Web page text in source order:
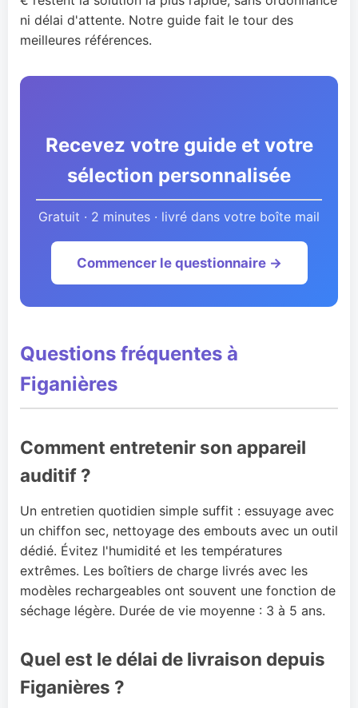
ni délai d'attente. Notre guide fait le tour des
meilleures références.
Recevez votre guide et votre
sélection personnalisée
Gratuit · 2 minutes · livré dans votre boîte mail
Commencer le questionnaire →
Questions fréquentes à
Figanières
Comment entretenir son appareil
auditif ?
Un entretien quotidien simple suffit : essuyage avec
un chiffon sec, nettoyage des embouts avec un outil
dédié. Évitez l'humidité et les températures
extrêmes. Les boîtiers de charge livrés avec les
modèles rechargeables ont souvent une fonction de
séchage légère. Durée de vie moyenne : 3 à 5 ans.
Quel est le délai de livraison depuis
Figanières ?